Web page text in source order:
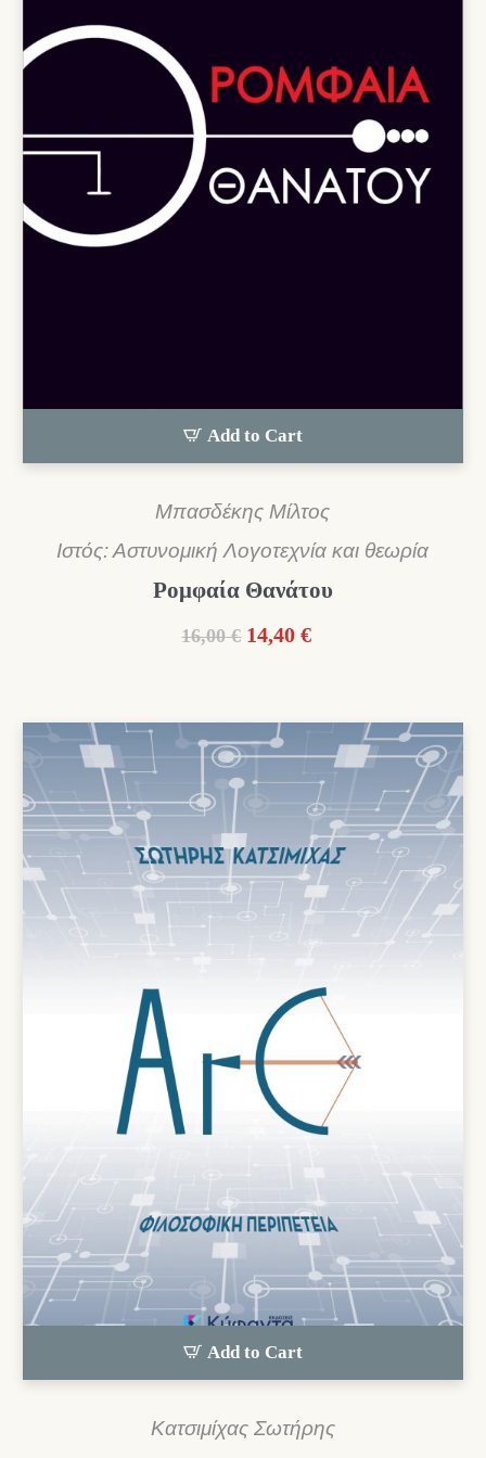
Add to Cart
Μπασδέκης Μίλτος
Ιστός: Αστυνομική Λογοτεχνία και θεωρία
Ρομφαία Θανάτου
16,00 € Original
16,00 €.
14,40 €Η
είναι:
14,40 €.
Add to Cart
Κατσιμίχας Σωτήρης